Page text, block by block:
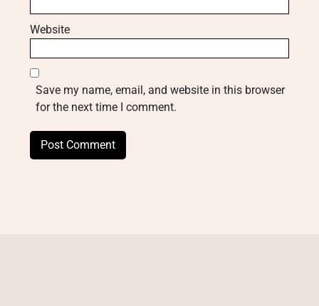
Website
Save my name, email, and website in this browser
for the next time I comment.